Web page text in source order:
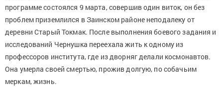
программе состоялся 9 марта, совершив один виток, он без
проблем приземлился в Заинском районе неподалеку от
деревни Старый Токмак. После выполнения боевого задания и
исследований Чернушка переехала жить к одному из
профессоров института, где из дворняг делали космонавтов.
Она умерла своей смертью, прожив долгую, по собачьим
меркам, жизнь.